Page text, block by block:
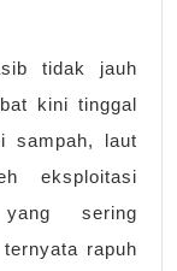
tidak jauh
kini tinggal
sampah, laut
eksploitasi
sering
rapuh